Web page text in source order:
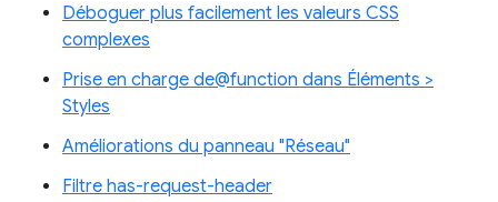
Déboguer plus facilement les valeurs CSS
complexes
Prise en charge de@function dans Éléments >
Styles
Améliorations du panneau "Réseau"
Filtre has-request-header